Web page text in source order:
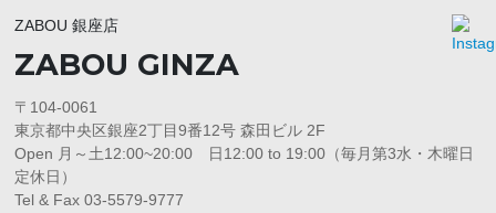
ZABOU 銀座店
ZABOU GINZA
〒104-0061
東京都中央区銀座2丁目9番12号 森田ビル 2F
Open 月～土12:00~20:00 日12:00 to 19:00（毎月第3水・木曜日
定休日）
Tel & Fax 03-5579-9777